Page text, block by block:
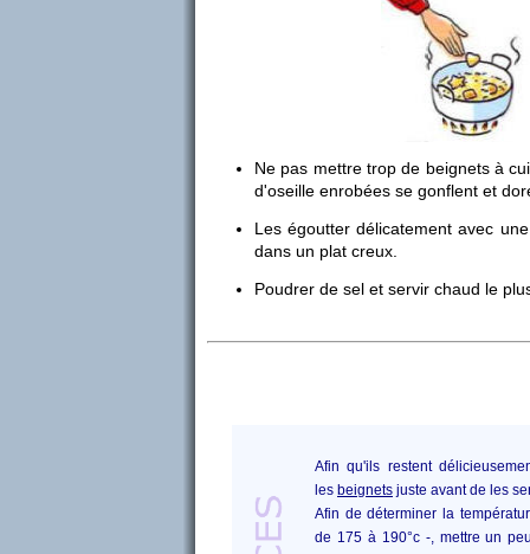
Ne pas mettre trop de beignets à
d'oseille enrobées se gonflent et
Les égoutter délicatement avec
dans un plat creux.
Poudrer de sel et servir chaud le
Afin qu'ils restent
les beignets juste avant de les
Afin de déterminer la
de 175 à 190°c -, mettre un